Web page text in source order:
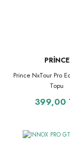
PRİNCE
Prince NxTour Pro
Topu
399,00